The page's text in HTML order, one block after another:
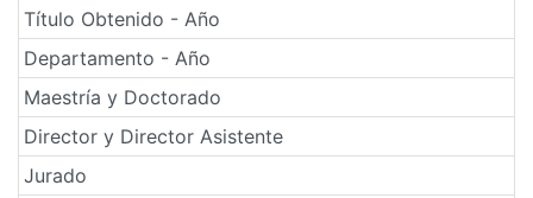
Título Obtenido - Año
Departamento - Año
Maestría y Doctorado
Director y Director Asistente
Jurado